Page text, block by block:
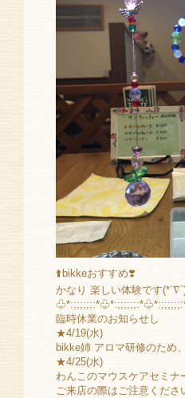
⬆️bikkeおすすめ❣️
かなり 楽しい体験です
臨時休業のお知らせし
★4/19(水)
bikke姉 アロマ研修のため
★4/25(水)
わんこのマウスケアセミナ
ご来店の際はご注意くださ